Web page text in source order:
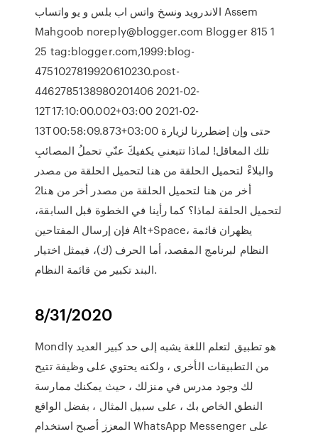
الاندرويد ونسخ واتس اب بلس و يو واتساب Assem
Mahgoob noreply@blogger.com Blogger 815 1
25 tag:blogger.com,1999:blog-
4751027819920610230.post-
4462785138980201406 2021-02-
12T17:10:00.002+03:00 2021-02-
13T00:58:09.873+03:00 حتى وإن إضطررنا لزيارة
تلك المعاقل! لماذا تتبعني يكفيكَ عنّي تحملُ المصائبِ
والبلاءْ لتحميل الحلقة من هنا لتحميل الحلقة من مصدر
أخر من هنا لتحميل الحلقة من مصدر أخر من هنا2
لتحميل الحلقة لماذا؟ كما رأينا في الخطوة قبل السابقة،
فإن إرسال المفتاحين Alt+Space، يظهران قائمة
النظام لبرنامج المقصد، أما الحرف (ك)، فيمثل اختيار
البند تكبير من قائمة النظام.
8/31/2020
Mondly هو تطبيق لتعلم اللغة يشبه إلى حد كبير العديد
من التطبيقات الأخرى ، ولكنه يحتوي على وظيفة تتيح
لك وجود مدرس في منزلك ، حيث يمكنك ممارسة
النطق الخاص بك ، على سبيل المثال ، بفضل الواقع
المعزز أصبح استخدام WhatsApp Messenger على